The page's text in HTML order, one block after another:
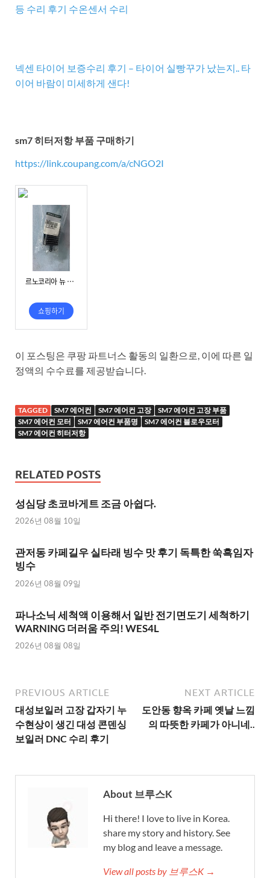
등 수리 후기 수온센서 수리
넥센 타이어 보증수리 후기 – 타이어 실빵꾸가 났는지.. 타
이어 바람이 미세하게 샌다!
sm7 히터저항 부품 구매하기
https://link.coupang.com/a/cNGO2I
이 포스팅은 쿠팡 파트너스 활동의 일환으로, 이에 따른 일
정액의 수수료를 제공받습니다.
TAGGED SM7 에어컨 SM7 에어컨 고장
SM7 에어컨 고장 부품
SM7 에어컨 모터
SM7 에어컨 부품명
SM7 에어컨 블로우모터
SM7 에어컨 히터저항
RELATED POSTS
성심당 초코바게트 조금 아쉽다.
2026년 08월 10일
관저동 카페길우 실타래 빙수 맛 후기 독특한 쑥흑임자
빙수
2026년 08월 09일
파나소닉 세척액 이용해서 일반 전기면도기 세척하기
WARNING 더러움 주의! WES4L
2026년 08월 08일
PREVIOUS ARTICLE
대성보일러 고장 갑자기 누
수현상이 생긴 대성 콘덴싱
보일러 DNC 수리 후기
NEXT ARTICLE
도안동 향옥 카페 옛날 느낌
의 따뜻한 카페가 아니네..
About 브루스K
Hi there! I love to live in Korea.
share my story and history. See
my blog and leave a message.
View all posts by 브루스K →